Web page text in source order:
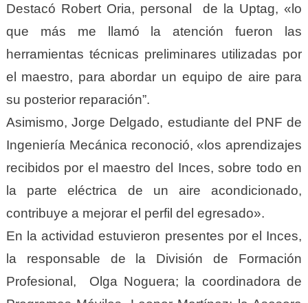
Destacó Robert Oria, personal de la Uptag, «lo
que más me llamó la atención fueron las
herramientas técnicas preliminares utilizadas por
el maestro, para abordar un equipo de aire para
su posterior reparación”.
Asimismo, Jorge Delgado, estudiante del PNF de
Ingeniería Mecánica reconoció, «los aprendizajes
recibidos por el maestro del Inces, sobre todo en
la parte eléctrica de un aire acondicionado,
contribuye a mejorar el perfil del egresado».
En la actividad estuvieron presentes por el Inces,
la responsable de la División de Formación
Profesional, Olga Noguera; la coordinadora de